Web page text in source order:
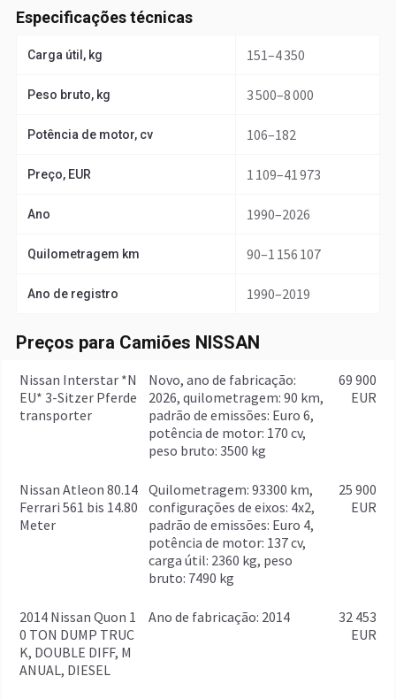
Especificações técnicas
Carga útil, kg 151–4 350
Peso bruto, kg 3 500–8 000
Potência de motor, cv 106–182
Preço, EUR 1 109–41 973
Ano 1990–2026
Quilometragem km 90–1 156 107
Ano de registro 1990–2019
Preços para Camiões NISSAN
Nissan Interstar *N
EU* 3-Sitzer Pferde
transporter
Novo, ano de fabricação:
2026, quilometragem: 90 km,
padrão de emissões: Euro 6,
potência de motor: 170 cv,
peso bruto: 3500 kg
69 900
EUR
Nissan Atleon 80.14
Ferrari 561 bis 14.80
Meter
quilometragem: 93300 km,
configurações de eixos: 4x2,
padrão de emissões: Euro 4,
potência de motor: 137 cv,
carga útil: 2360 kg, peso
bruto: 7490 kg
25 900
EUR
2014 Nissan Quon 1
0 TON DUMP TRUC
K, DOUBLE DIFF, M
ANUAL, DIESEL
ano de fabricação: 2014
32 453
EUR